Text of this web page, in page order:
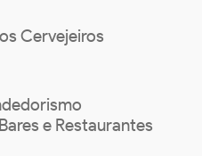
Cervejeiros
e Restaurantes